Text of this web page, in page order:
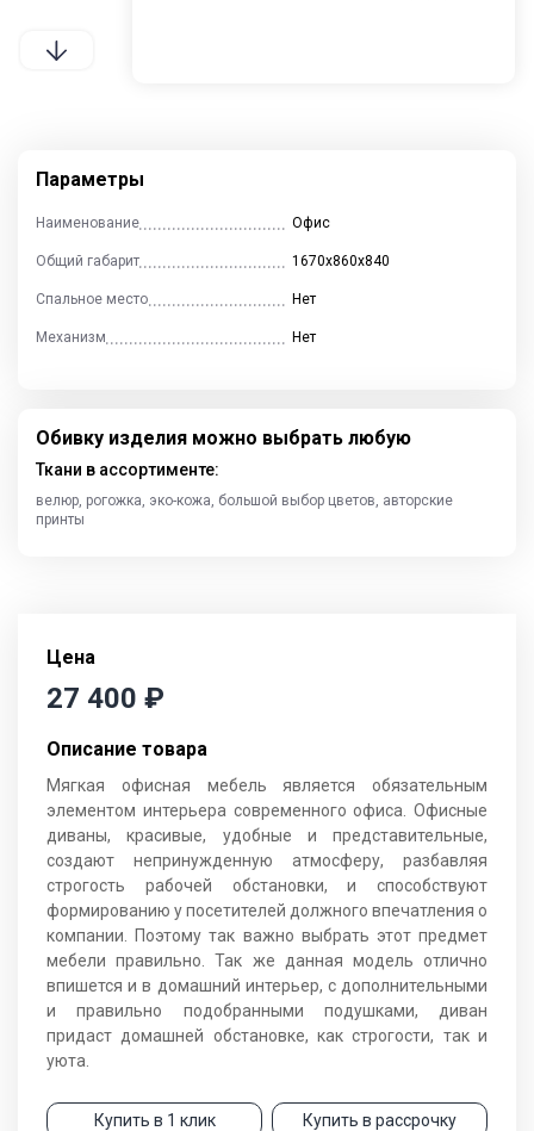
Параметры
Наименование Офис
Общий габарит 1670х860х840
Спальное место Нет
Механизм Нет
Обивку изделия можно выбрать любую
Ткани в ассортименте:
велюр, рогожка, эко-кожа, большой выбор цветов, авторские
принты
Цена
27 400 ₽
Описание товара
Мягкая офисная мебель является обязательным
элементом интерьера современного офиса. Офисные
диваны, красивые, удобные и представительные,
создают непринужденную атмосферу, разбавляя
строгость рабочей обстановки, и способствуют
формированию у посетителей должного впечатления о
компании. Поэтому так важно выбрать этот предмет
мебели правильно. Так же данная модель отлично
впишется и в домашний интерьер, с дополнительными
и правильно подобранными подушками, диван
придаст домашней обстановке, как строгости, так и
уюта.
Купить в 1 клик Купить в рассрочку
Cпальни
Детские
Прихожие
Контакты